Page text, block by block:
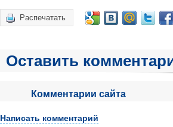
Распечатать
Оставить
Комментарии сайта
Написать комментарий